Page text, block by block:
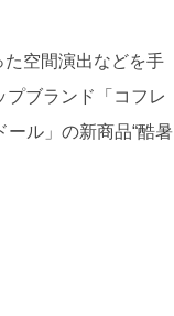
空間演出などを手
ブランド「コフレ
ル」の新商品“酷暑